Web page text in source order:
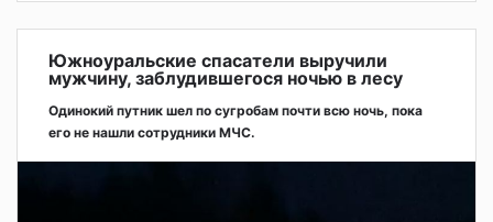
Южноуральские спасатели выручили
мужчину, заблудившегося ночью в лесу
Одинокий путник шел по сугробам почти всю ночь, пока
его не нашли сотрудники МЧС.